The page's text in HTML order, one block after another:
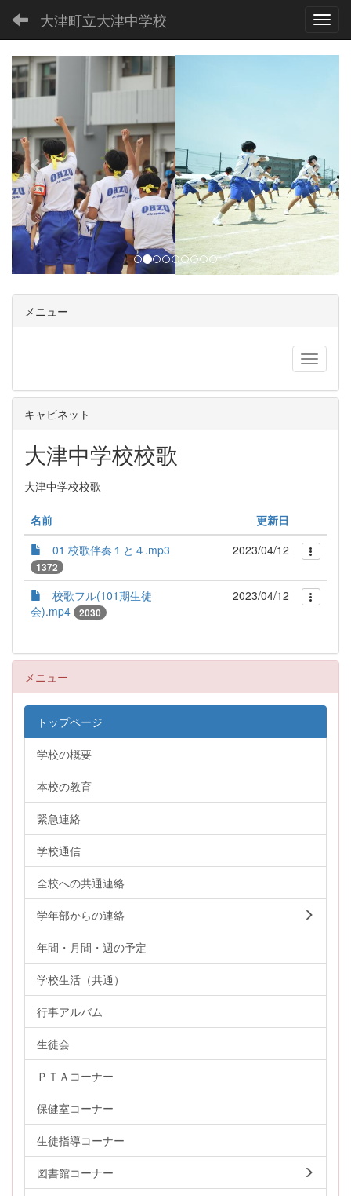
大津町立大津中学校
p
e
v
i
o
u
s
n
メニュー
キャビネット
大津中学校校歌
大津中学校校歌
名前
更新日
01 校歌伴奏１と４.mp3
1372
2023/04/12
校歌フル(101期生徒
会).mp4
2030
2023/04/12
メニュー
トップページ
学校の概要
本校の教育
緊急連絡
学校通信
全校への共通連絡
学年部からの連絡
年間・月間・週の予定
学校生活（共通）
行事アルバム
生徒会
ＰＴＡコーナー
保健室コーナー
生徒指導コーナー
図書館コーナー